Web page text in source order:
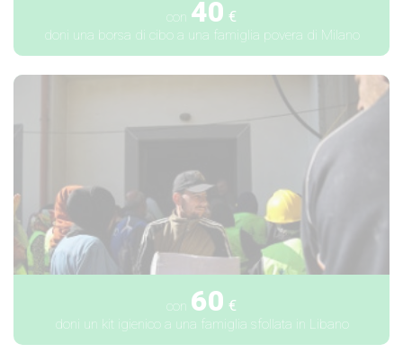
con 40 €
doni una borsa di cibo a una famiglia povera di Milano
con 60 €
doni un kit igienico a una famiglia sfollata in Libano